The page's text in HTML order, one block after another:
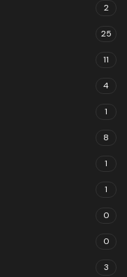
2
25
11
4
1
8
1
1
0
0
3